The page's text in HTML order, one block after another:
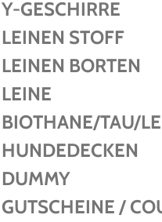
Y-GESCHIRRE
LEINEN STOFF
LEINEN BORTEN
LEINE
BIOTHANE/TAU/
HUNDEDECKEN
DUMMY
GUTSCHEINE /